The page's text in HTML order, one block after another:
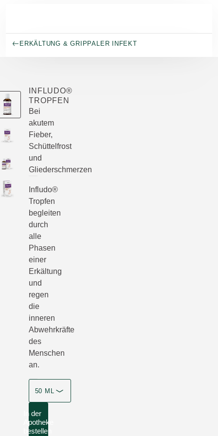
ERKÄLTUNG & GRIPPALER INFEKT
INFLUDO®
TROPFEN
Bei
akutem
Fieber,
Schüttelfrost
und
Gliederschmerzen
Infludo®
Tropfen
begleiten
durch
alle
Phasen
einer
Erkältung
und
regen
die
inneren
Abwehrkräfte
des
Menschen
an.
50 ML
In der
Apotheke
bestellen